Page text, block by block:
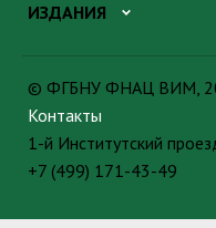
ИЗДАНИЯ
© ФГБНУ ФНАЦ ВИМ,
Контакты
1-й Институтский
+7 (499) 171-43-49